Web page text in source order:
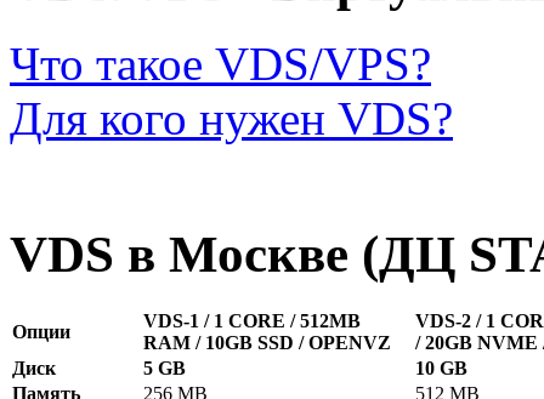
Что такое VDS/VPS?
Для кого нужен VDS?
VDS в Москве (ДЦ
Опции
VDS-1 / 1 CORE / 512MB
RAM / 10GB SSD / OPENVZ
VDS-2 / 1
/ 20GB
Диск
5 GB
10 GB
Память
256 MB 512 MB